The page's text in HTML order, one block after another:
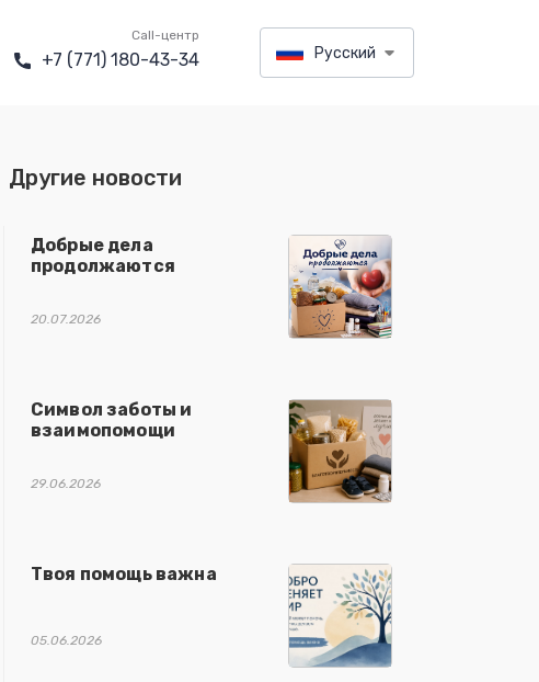
Call-центр
+7 (771) 180-43-34 Русский
Другие новости
Добрые дела
продолжаются
20.07.2026
Символ заботы и
взаимопомощи
29.06.2026
Твоя помощь важна
05.06.2026